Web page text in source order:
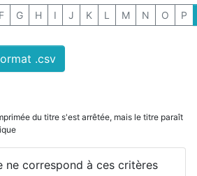
F G H I J K L M N O P
.csv
du titre s'est arrêtée, mais le titre paraît
ne correspond à ces critères